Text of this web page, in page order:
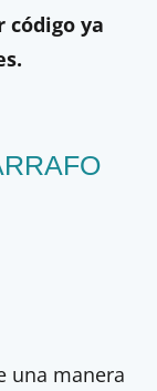
código ya
una manera